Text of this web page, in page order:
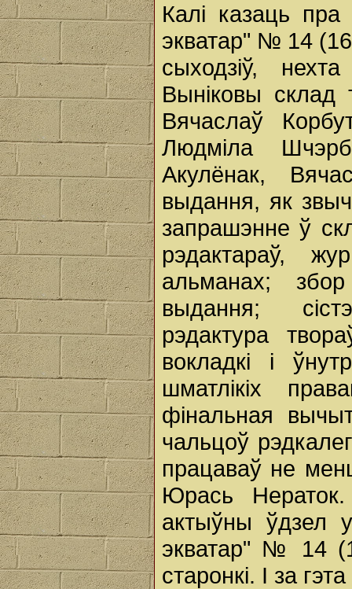
Калі казаць пра
экватар" № 14
сыходзіў,
Выніковы склад
Вячаслаў
Людміла
Акулёнак,
выдання, як
запрашэнне ў
рэдактараў,
альманах;
выдання;
рэдактура
вокладкі і
шматлікіх
фінальная
чальцоў
працаваў не
Юрась
актыўны ўдзел
экватар" № 14
старонкі. І за